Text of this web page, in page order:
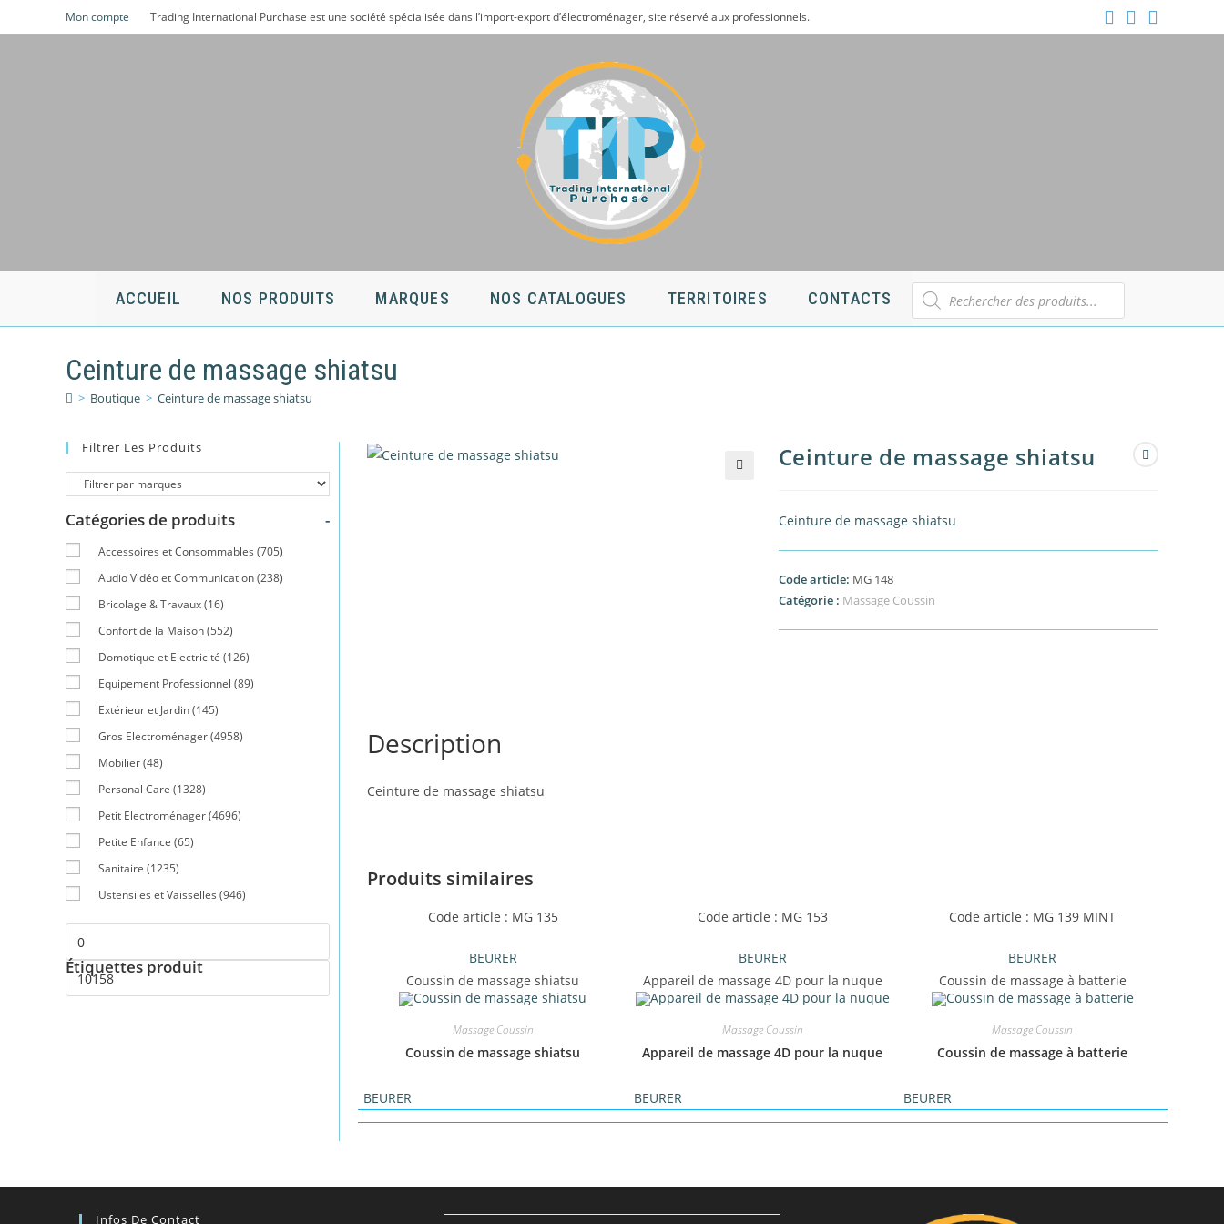
to
Mon compte Trading International Purchase est une société spécialisée dans l’import-export d’électroménager, site réservé aux professionnels.
ACCUEIL NOS PRODUITS MARQUES NOS CATALOGUES TERRITOIRES CONTACTS
Recherche
de
produits
Ceinture de massage shiatsu
> Boutique > Ceinture de massage shiatsu
Ceinture de massage shiatsu
Ceinture de massage shiatsu
Code article: MG 148
Catégorie : Massage Coussin
Description
Ceinture de massage shiatsu
Produits similaires
Code article : MG 135
BEURER
Coussin de massage shiatsu
Massage Coussin
Coussin de massage shiatsu
BEURER
Code article : MG 153
BEURER
Appareil de massage 4D pour la nuque
Massage Coussin
Appareil de massage 4D pour la nuque
BEURER
Code article : MG 139 MINT
BEURER
Coussin de massage à batterie
Massage Coussin
Coussin de massage à batterie
BEURER
Filtrer Les Produits
Catégories de produits -
Accessoires et Consommables (705)
Audio Vidéo et Communication(238)
Bricolage & Travaux(16)
Confort de la Maison(552)
Domotique et Electricité (126)
Equipement Professionnel (89)
Extérieur et Jardin(145)
Gros Electroménager(4958)
Mobilier(48)
Personal Care (1328)
Petit Electroménager(4696)
Petite Enfance (65)
Sanitaire (1235)
Ustensiles et Vaisselles (946)
Étiquettes produit
Infos De Contact